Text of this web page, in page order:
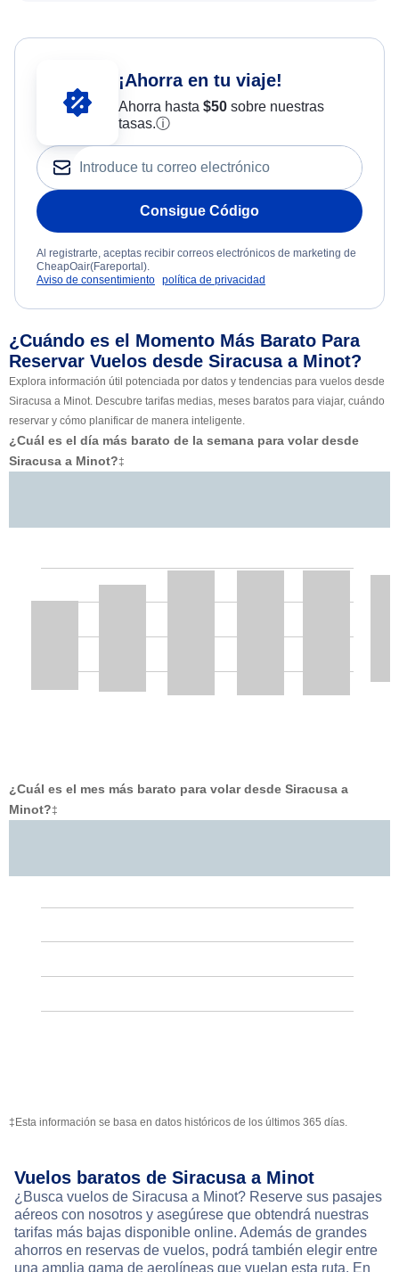
¡Ahorra en tu viaje!
Ahorra hasta $50sobre nuestras
tasas.ⓘ
Consigue Código
Al registrarte, aceptas recibir correos electrónicos de marketing de
CheapOair(Fareportal).
Aviso de consentimiento política de privacidad
¿Cuándo es el Momento Más Barato Para
Reservar Vuelos desde Siracusa a Minot?
Explora información útil potenciada por datos y tendencias para vuelos desde
Siracusa a Minot. Descubre tarifas medias, meses baratos para viajar, cuándo
reservar y cómo planificar de manera inteligente.
¿Cuál es el día más barato de la semana para volar desde
Siracusa a Minot?‡
¿Cuál es el mes más barato para volar desde Siracusa a
Minot?‡
‡Esta información se basa en datos históricos de los últimos 365 días.
Vuelos baratos de Siracusa a Minot
¿Busca vuelos de Siracusa a Minot? Reserve sus pasajes
aéreos con nosotros y asegúrese que obtendrá nuestras
tarifas más bajas disponible online. Además de grandes
ahorros en reservas de vuelos, podrá también elegir entre
una amplia gama de aerolíneas que vuelan esta ruta. En